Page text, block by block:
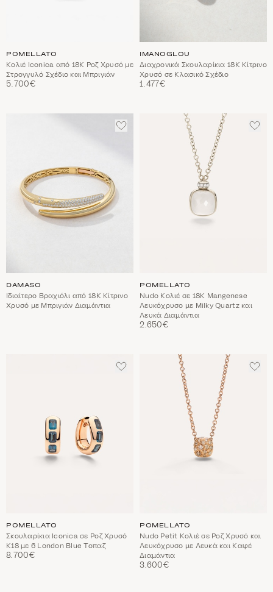
POMELLATO
Κολιέ Iconica από 18Κ Ροζ Χρυσό με
Στρογγυλό Σχέδιο και Μπριγιάν
5.700€
IMANOGLOU
Διαχρονικά Σκουλαρίκια 18Κ Κίτρινο
Χρυσό σε Κλασικό Σχέδιο
1.477€
ΠΡΟΣΘΈΣΤΕ
ΣΤΑ
DAMASO
Ιδιαίτερο Βραχιόλι από 18Κ Κίτρινο
Χρυσό με Μπριγιάν Διαμάντια
POMELLATO
Nudo Κολιέ σε 18Κ Mangenese
Λευκόχρυσο με Milky Quartz και
Λευκά Διαμάντια
2.650€
ΠΡΟΣΘΈΣΤΕ
ΣΤΑ
POMELLATO
Σκουλαρίκια Iconica σε Ροζ Χρυσό
Κ18 με 6 London Blue Τοπαζ
8.700€
ΣΤΑ
POMELLATO
Nudo Petit Κολιέ σε Ροζ Χρυσό και
Λευκόχρυσο με Λευκά και Καφέ
Διαμάντια
3.600€